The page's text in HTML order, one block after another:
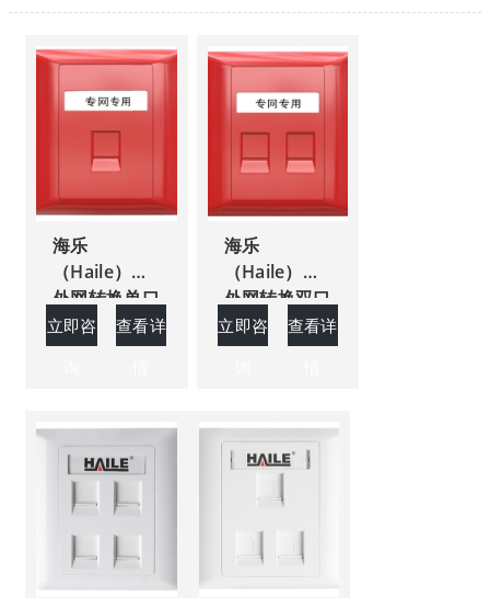
海乐
（Haile）内
外网转换单口
网络面板红、
黄、绿三色可
立即咨
查看详
海乐
（Haile）内
外网转换双口
网络面板红、
黄、绿三色可
立即咨
查看详